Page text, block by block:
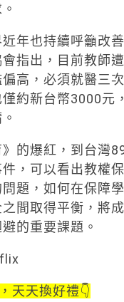
年也持續呼籲改
指出，目前教師
高，必須就醫三
約新台幣3000元
的爆紅，到台灣
，可以看出教權
題，如何在保障
間取得平衡，將
的重要課題。
天天換好禮👇